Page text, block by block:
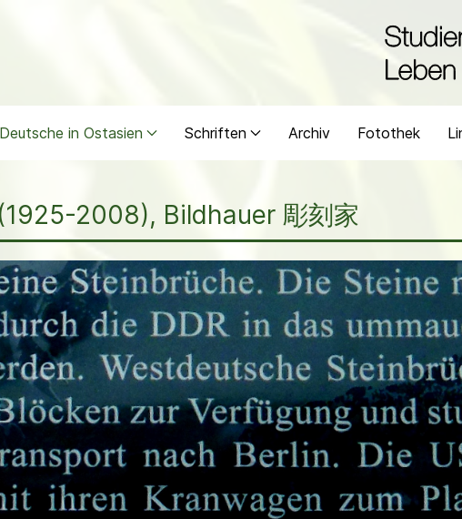
Deutsche in Ostasien Schriften Archiv Fotothek
2008), Bildhauer 彫刻家